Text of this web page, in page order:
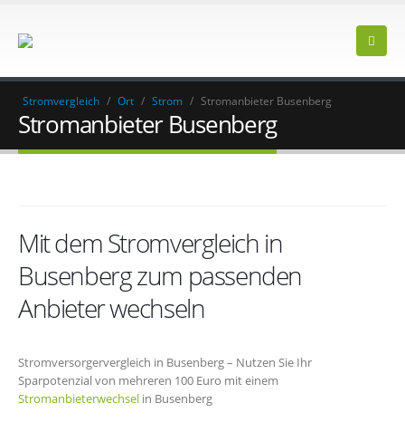
Stromvergleich / Ort / Strom / Stromanbieter Busenberg
Stromanbieter Busenberg
Mit dem Stromvergleich in
Busenberg zum passenden
Anbieter wechseln
Stromversorgervergleich in Busenberg – Nutzen Sie Ihr
Sparpotenzial von mehreren 100 Euro mit einem
Stromanbieterwechsel in Busenberg